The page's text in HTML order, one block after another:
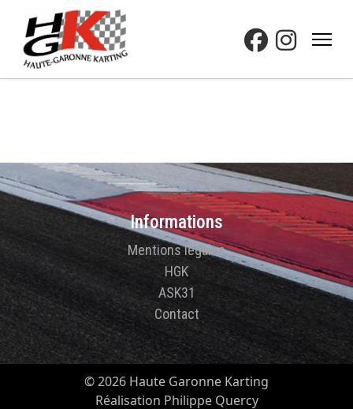
Informations
Mentions légales
HGK
ASK31
Contact
© 2026 Haute Garonne Karting
Réalisation Philippe Quercy